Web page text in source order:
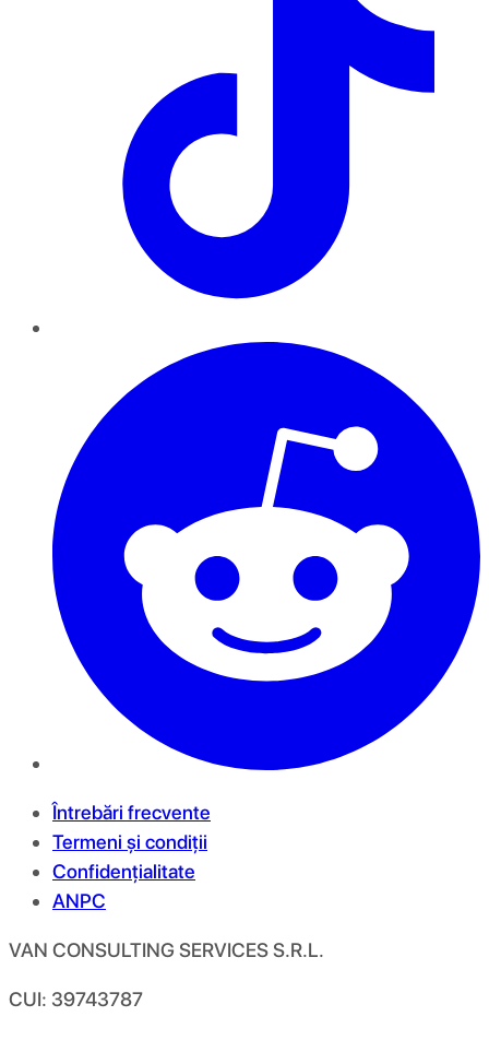
Întrebări frecvente
Termeni și condiții
Confidențialitate
ANPC
VAN CONSULTING SERVICES S.R.L.
CUI: 39743787